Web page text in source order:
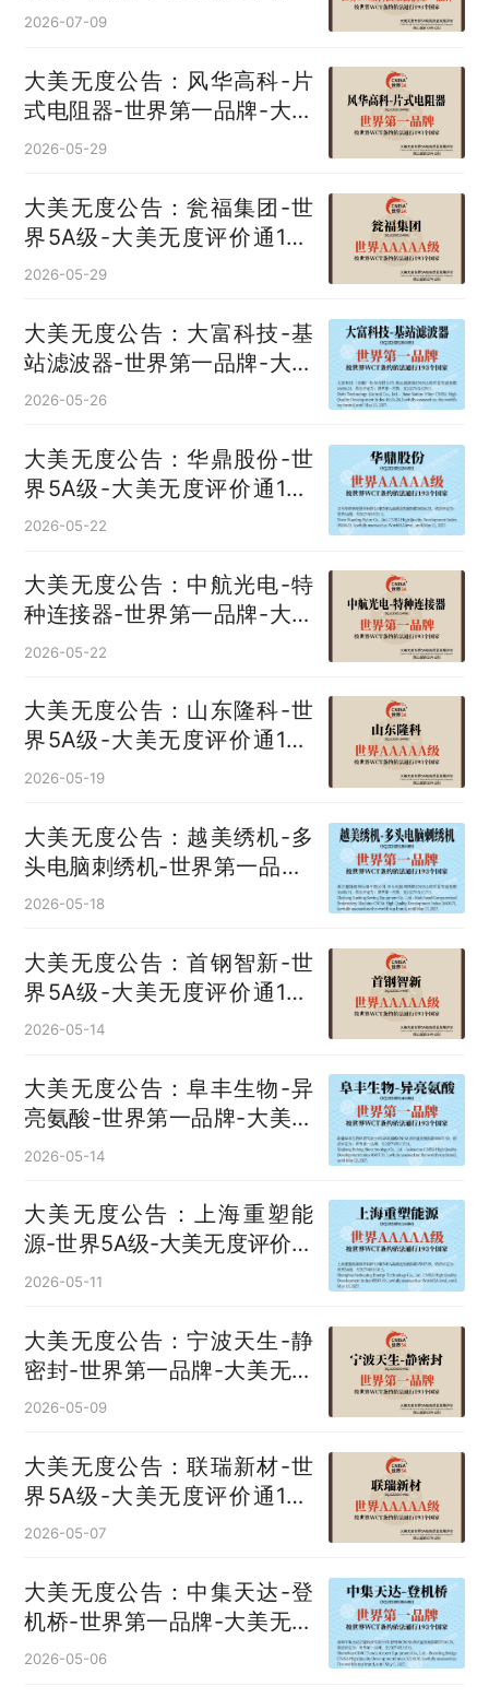
193国
2026-07-09
大美无度公告：风华高科-片
式电阻器‌-世界第一品牌-大美
无度评价通193国
2026-05-29
大美无度公告：瓮福集团-世
界5A级-大美无度评价通193
国
2026-05-29
大美无度公告：大富科技-基
站滤波器‌-世界第一品牌-大美
无度评价通193国
2026-05-26
大美无度公告：华鼎股份-世
界5A级-大美无度评价通193
国
2026-05-22
大美无度公告：中航光电-特
种连接器‌-世界第一品牌-大美
无度评价通193国
2026-05-22
大美无度公告：山东隆科-世
界5A级-大美无度评价通193
国
2026-05-19
大美无度公告：越美绣机-多
头电脑刺绣机‌-世界第一品牌-
大美无度评价通193国
2026-05-18
大美无度公告：首钢智新-世
界5A级-大美无度评价通193
国
2026-05-14
大美无度公告：阜丰生物-异
亮氨酸‌-世界第一品牌-大美无
度评价通193国
2026-05-14
大美无度公告：上海重塑能
源-世界5A级-大美无度评价通
193国
2026-05-11
大美无度公告：宁波天生-静
密封‌-世界第一品牌-大美无度
评价通193国
2026-05-09
大美无度公告：联瑞新材-世
界5A级-大美无度评价通193
国
2026-05-07
大美无度公告：中集天达-登
机桥‌-世界第一品牌-大美无度
评价通193国
2026-05-06